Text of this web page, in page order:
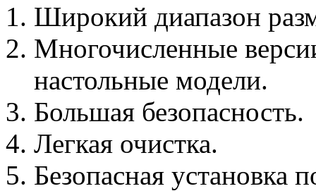
Широкий диапазон
Многочисленные
настольные модели.
Большая безопасность.
Легкая очистка.
Безопасная установка